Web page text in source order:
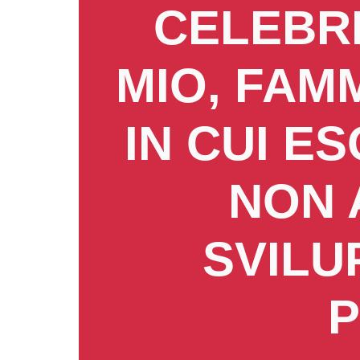
MIO,
IN CUI
NON